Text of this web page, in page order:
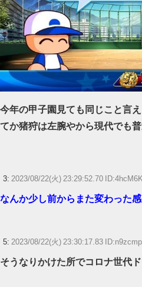
【競馬】G1・2勝 アスコリピチェー
Powered by livedoor 相互RSS
今年の甲子園見ても同じこと言
てか猪狩は左腕やから現代でも
3: 2023/08/22(火) 23:29:52.70
なんか少し前からまた変わった
5: 2023/08/22(火) 23:30:17.83
そうなりかけた所でコロナ世代ド